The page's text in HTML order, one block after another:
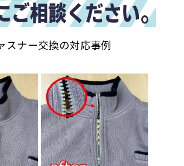
スナー交換の対応事例